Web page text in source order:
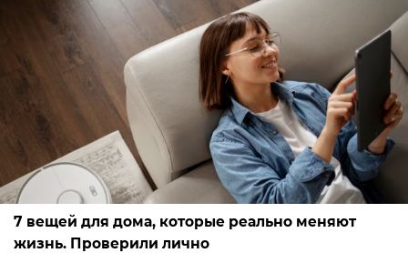
7 вещей для дома, которые реально меняют
жизнь. Проверили лично